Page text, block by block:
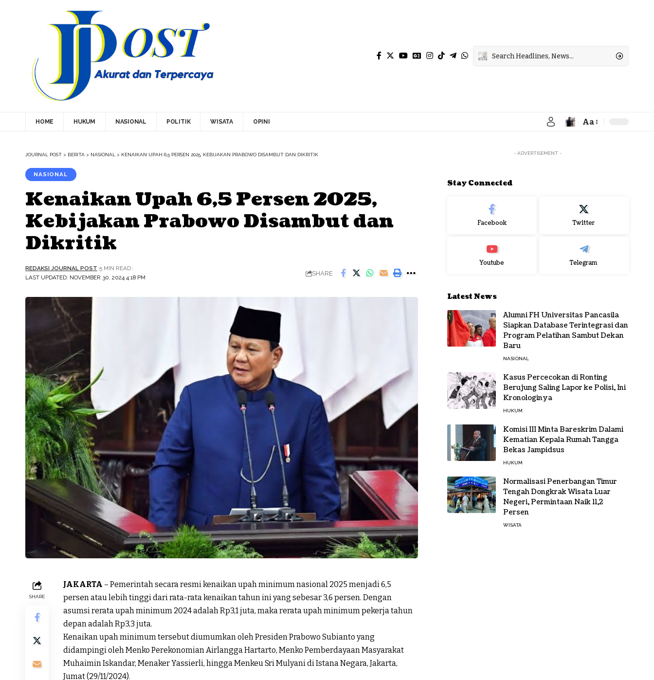
HOME HUKUM NASIONAL POLITIK WISATA OPINI
Font
Aa
JOURNAL POST > BERITA > NASIONAL > KENAIKAN UPAH 6,5 PERSEN 2025, KEBIJAKAN PRABOWO DISAMBUT DAN DIKRITIK
NASIONAL
Kenaikan Upah 6,5 Persen 2025,
Kebijakan Prabowo Disambut dan
Dikritik
LAST UPDATED: NOVEMBER 30, 2024 4:18 PM
REDAKSI JOURNAL POST 5 MIN READ
SHARE
SHARE
JAKARTA – Pemerintah secara resmi kenaikan upah minimum nasional 2025 menjadi 6,5
persen atau lebih tinggi dari rata-rata kenaikan tahun ini yang sebesar 3,6 persen. Dengan
asumsi rerata upah minimum 2024 adalah Rp3,1 juta, maka rerata upah minimum pekerja tahun
depan adalah Rp3,3 juta.
Kenaikan upah minimum tersebut diumumkan oleh Presiden Prabowo Subianto yang
didampingi oleh Menko Perekonomian Airlangga Hartarto, Menko Pemberdayaan Masyarakat
Muhaimin Iskandar, Menaker Yassierli, hingga Menkeu Sri Mulyani di Istana Negara, Jakarta,
Jumat (29/11/2024).
- ADVERTISEMENT -
Stay Connected
Facebook Twitter
Youtube Telegram
Latest News
Alumni FH Universitas Pancasila
Siapkan Database Terintegrasi dan
Program Pelatihan Sambut Dekan
Baru
NASIONAL
Kasus Percecokan di Ronting
Berujung Saling Lapor ke Polisi, Ini
Kronologinya
HUKUM
Komisi III Minta Bareskrim Dalami
Kematian Kepala Rumah Tangga
Bekas Jampidsus
HUKUM
Normalisasi Penerbangan Timur
Tengah Dongkrak Wisata Luar
Negeri, Permintaan Naik 11,2
Persen
WISATA